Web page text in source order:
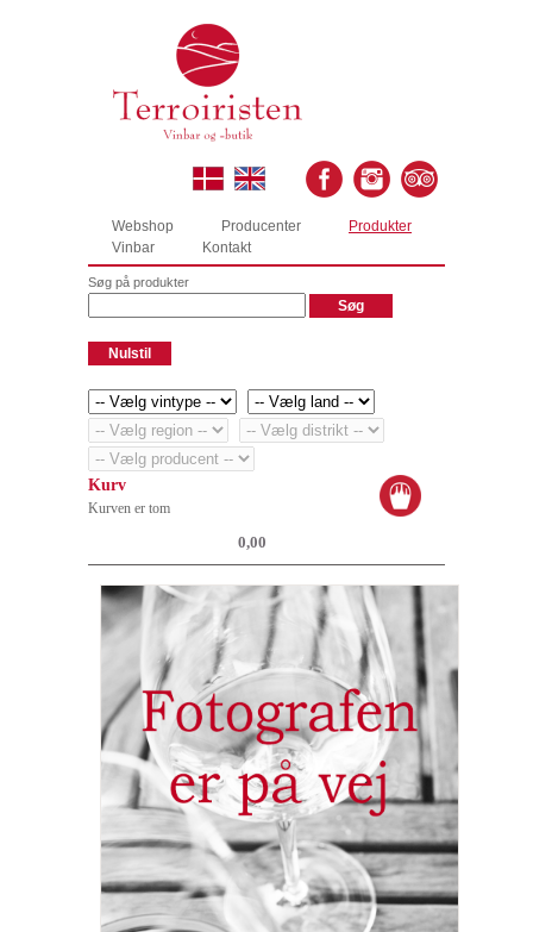
Webshop Producenter
Produkter
Vinbar
Kontakt
Søg på produkter
Kurv
Kurven er tom
0,00